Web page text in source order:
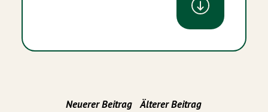
Neuerer Beitrag Älterer Beitrag